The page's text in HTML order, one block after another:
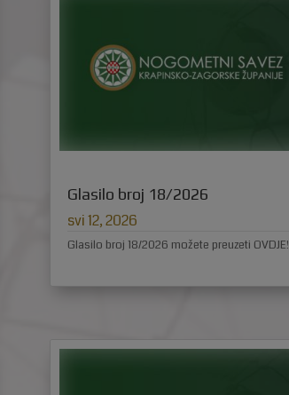
Glasilo broj 18/2026
svi 12, 2026
Glasilo broj 18/2026 možete preuzeti OVDJE!